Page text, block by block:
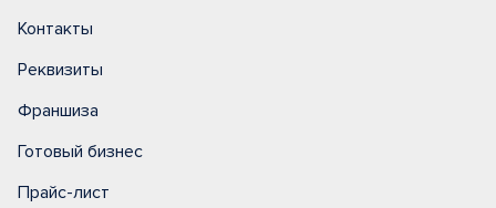
Контакты
Реквизиты
Франшиза
Готовый бизнес
Прайс-лист